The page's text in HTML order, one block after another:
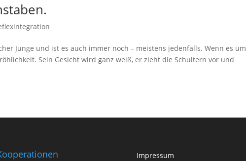
Junge und ist es auch immer noch – meistens jedenfalls. Wenn es um
Sein Gesicht wird ganz weiß, er zieht die Schultern vor und
Impressum